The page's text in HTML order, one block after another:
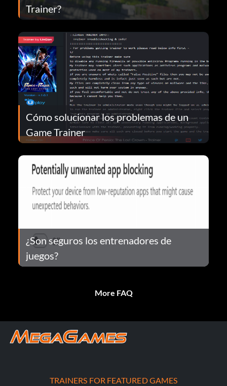
Trainer?
Cómo solucionar los problemas de un
Game Trainer
¿Son seguros los entrenadores de
juegos?
More FAQ
TRAINERS FOR FEATURED GAMES